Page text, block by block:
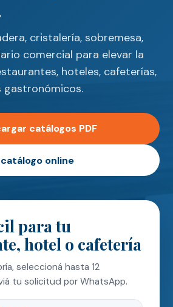
cristalería, sobremesa,
comercial para elevar la
hoteles, cafeterías,
gastronómicos.
catálogos PDF
catálogo online
para tu
hotel o cafetería
seleccioná hasta 12
tu solicitud por WhatsApp.